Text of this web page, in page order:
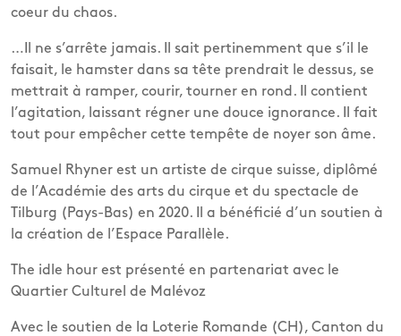
coeur du chaos.​
…Il ne s’arrête jamais. Il sait pertinemment que s’il le
faisait, le hamster dans sa tête prendrait le dessus, se
mettrait à ramper, courir, tourner en rond. Il contient
l’agitation, laissant régner une douce ignorance. Il fait
tout pour empêcher cette tempête de noyer son âme.​
Samuel Rhyner est un artiste de cirque suisse, diplômé
de l’Académie des arts du cirque et du spectacle de
Tilburg (Pays-Bas) en 2020. Il a bénéficié d’un soutien à
la création de l’Espace Parallèle.
The idle hour est présenté en partenariat avec le
Quartier Culturel de Malévoz
Avec le soutien de la Loterie Romande (CH), Canton du